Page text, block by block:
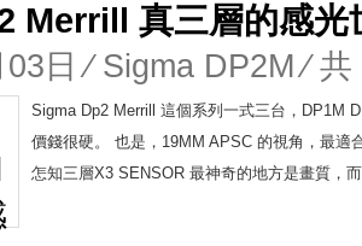
Dp2
真
層
的
感
Merrill 真三層的感光
日 ⁄ Sigma DP2M⁄
Sigma Dp2 Merrill 這個系列一式三台，DP1M
價錢很硬。 也是，19MM APSC 的視角，最適
怎知三層X3 SENSOR 最神奇的地方是畫質，